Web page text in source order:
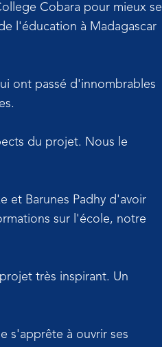
Cobara pour mieux se
l'éducation à Madagascar
ont passé d'innombrables
du projet. Nous le
et Barunes Padhy d'avoir
sur l'école, notre
très inspirant. Un
s'apprête à ouvrir ses